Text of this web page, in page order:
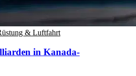
& Luftfahrt
in Kanada-